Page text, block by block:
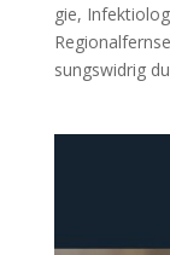
gie,
sungs­wid­rig